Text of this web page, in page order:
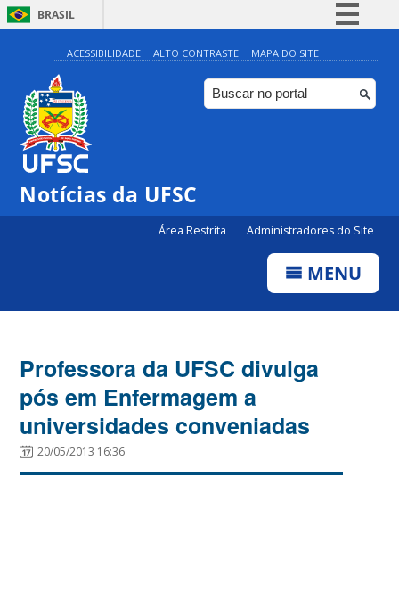
BRASIL
Simplifique!
Comunica BR
Participe
ACESSIBILIDADE ALTO CONTRASTE MAPA DO SITE
Notícias da UFSC
Área Restrita Administradores do Site
MENU
Professora da UFSC divulga
pós em Enfermagem a
universidades conveniadas
20/05/2013 16:36